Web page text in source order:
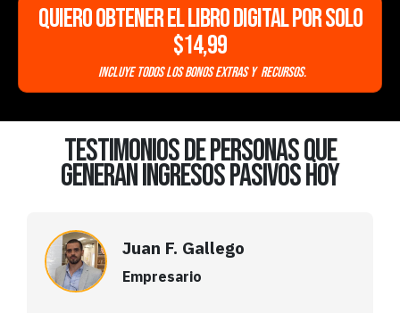
QUIERO OBTENER EL LIBRO DIGITAL POR SOLO
$14,99
Incluye todos los bonos extras y recursos.
testimonios de personas que
generan ingresos pasivos hoy
Juan F. Gallego
Empresario